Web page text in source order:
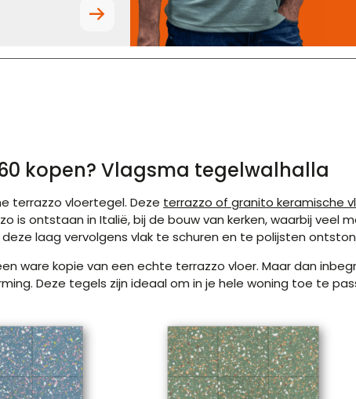
kopen? Vlagsma tegelwalhalla
terrazzo vloertegel. Deze terrazzo of granito keramische
is ontstaan in Italië, bij de bouw van kerken, waarbij veel
laag vervolgens vlak te schuren en te polijsten
ware kopie van een echte terrazzo vloer. Maar dan
Deze tegels zijn ideaal om in je hele woning toe te